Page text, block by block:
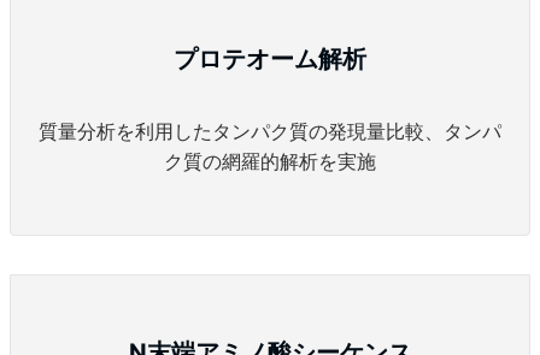
プロテオーム解析
質量分析を利用したタンパク質の発現量比較、タンパ
ク質の網羅的解析を実施